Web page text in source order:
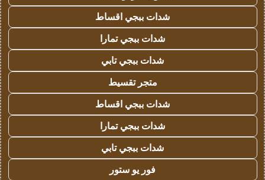
شدات ببجي اقساط
شدات ببجي تمارا
شدات ببجي تابي
متجر تقسيط
شدات ببجي اقساط
شدات ببجي تمارا
شدات ببجي تابي
فور يو ستور